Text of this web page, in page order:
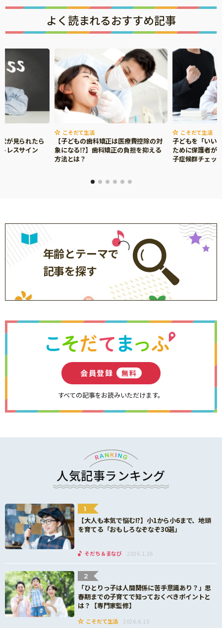
よく読まれるおすすめ記事
が見られたら
レスサイン
こそだて生活
【子どもの歯科矯正は医療費控除の対
象になる⁉】歯科矯正の負担を抑える
方法とは？
こそだて生活
子どもを「いい
ために保護者が
子症候群チェッ
年齢とテーマで
記事を探す
会員登録 無料
すべての記事をお読みいただけます。
人気記事ランキング
1
【大人も本気で悩む!?】小1から小6まで、地頭
を育てる「おもしろなぞなぞ30選」
そだち＆まなび 2026.1.26
2
「ひとりっ子は人間関係に苦手意識あり？」思
春期までの子育てで知っておくべきポイントと
は？【専門家監修】
こそだて生活 2026.6.15